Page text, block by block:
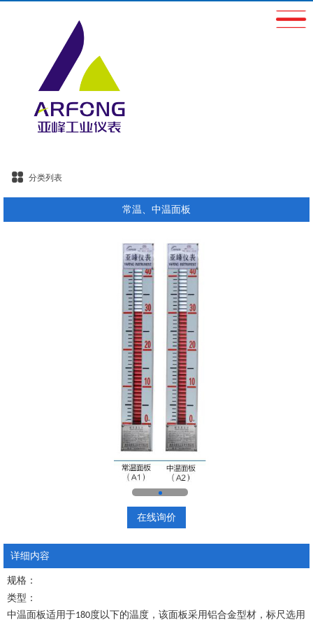
分类列表
常温、中温面板
在线询价
详细内容
规格：
类型：
中温面板适用于180度以下的温度，该面板采用铝合金型材，标尺选用